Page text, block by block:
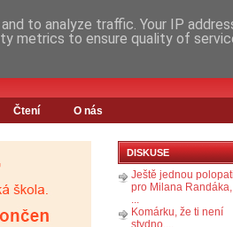
Čtení O nás
DISKUSE
Ještě jednou
pro Milana
...
Komárku, že ti není
stydno....
to analyze traffic. Your IP
metrics to ensure quality of